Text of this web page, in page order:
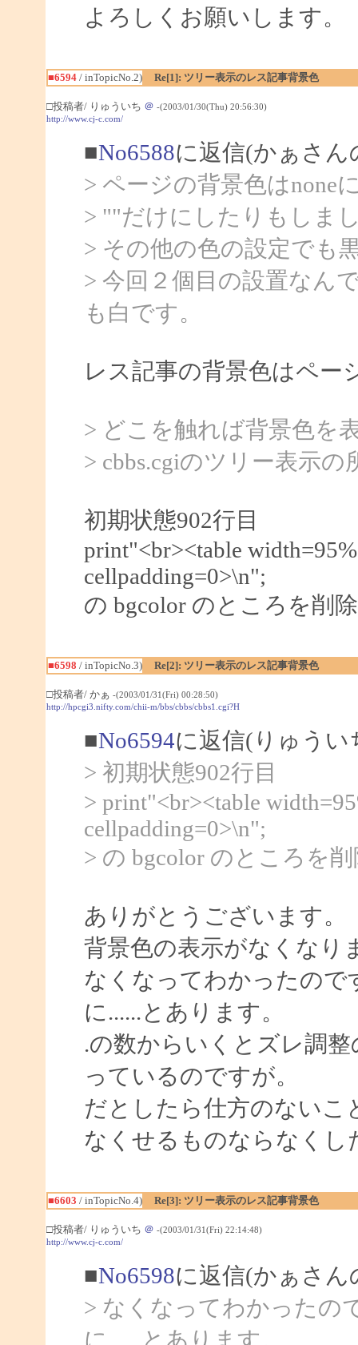
よろしくお願いします。
■6594/ inTopicNo.2) Re[1]: ツリー表示のレス記事背景色
□投稿者/ りゅういち ＠ -(2003/01/30(Thu) 20:56:30)
http://www.cj-c.com/
■No6588に返信(かぁさん
> ページの背景色はnone
> ""だけにしたりもしま
> その他の色の設定でも
> 今回２個目の設置なん
も白です。
レス記事の背景色はペー
> どこを触れば背景色を
> cbbs.cgiのツリー表示
初期状態902行目
print"<br><table
cellpadding=0>\n";
の bgcolor のところを削
■6598 / inTopicNo.3) Re[2]: ツリー表示のレス記事背景色
□投稿者/ かぁ -(2003/01/31(Fri) 00:28:50)
http://hpcgi3.nifty.com/chii-m/bbs/cbbs/cbbs1.cgi?H
■No6594に返信(りゅうい
> 初期状態902行目
> print"<br><table
cellpadding=0>\n";
> の bgcolor のところを
ありがとうございます。
背景色の表示がなくなり
なくなってわかったので
に......とあります。
.の数からいくとズレ調
っているのですが。
だとしたら仕方のないこ
なくせるものならなくし
■6603 / inTopicNo.4) Re[3]: ツリー表示のレス記事背景色
□投稿者/ りゅういち ＠ -(2003/01/31(Fri) 22:14:48)
http://www.cj-c.com/
■No6598に返信(かぁさん
> なくなってわかったの
に......とあります。